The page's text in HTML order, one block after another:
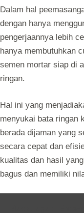
Dalam hal
dengan hanya
pengerjaannya lebih
hanya membutuhkan
semen mortar siap di
ringan.
Hal ini yang
menyukai bata ringan
berada dijaman yang
secara cepat dan
kualitas dan hasil
bagus dan memiliki